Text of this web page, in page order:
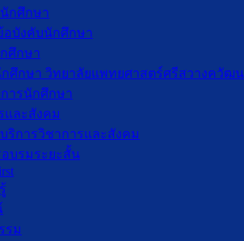
กศึกษา
อบังคับนักศึกษา
ศึกษา
ศึกษา วิทยาลัยแพทยศาสตร์ศรีสวางควัฒน
ารนักศึกษา
และสังคม
ริการวิชาการและสังคม
บรมระยะสั้น
รม